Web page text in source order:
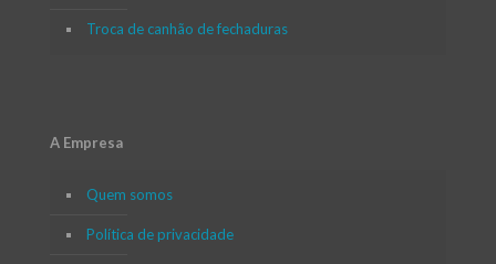
Troca de canhão de fechaduras
A Empresa
Quem somos
Política de privacidade